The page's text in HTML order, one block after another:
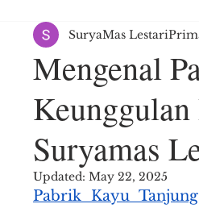
door Timber Door
doors and windows
Doors Meranti Wood
Mengenal
Suryamas
SuryaMas
Updated: May 22, 2025
Pabrik Kayu